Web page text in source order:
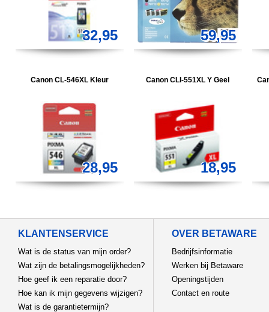
32,95 59,95
Canon CL-546XL Kleur
28,95
Canon CLI-551XL Y Geel
18,95
KLANTENSERVICE
Wat is de status van mijn order?
Wat zijn de betalingsmogelijkheden?
Hoe geef ik een reparatie door?
Hoe kan ik mijn gegevens wijzigen?
Wat is de garantietermijn?
OVER BETAWARE
Bedrijfsinformatie
Werken bij Betaware
Openingstijden
Contact en route